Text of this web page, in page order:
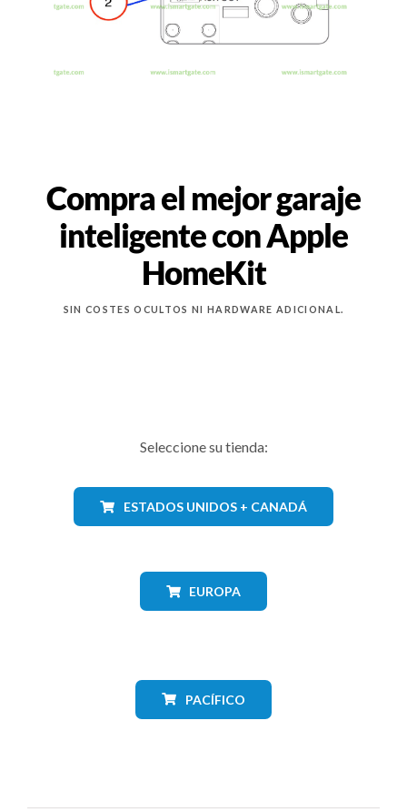
Compra el mejor garaje
inteligente con Apple
HomeKit
SIN COSTES OCULTOS NI HARDWARE ADICIONAL.
Seleccione su tienda:
ESTADOS UNIDOS + CANADÁ
EUROPA
PACÍFICO